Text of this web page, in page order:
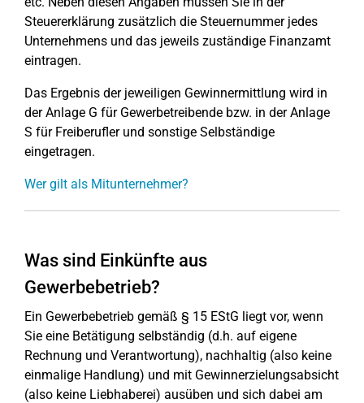
Steuererklärung zusätzlich die Steuernummer jedes
Unternehmens und das jeweils zuständige Finanzamt
eintragen.
Das Ergebnis der jeweiligen Gewinnermittlung wird in
der Anlage G für Gewerbetreibende bzw. in der Anlage
S für Freiberufler und sonstige Selbständige
eingetragen.
Wer gilt als Mitunternehmer?
Was sind Einkünfte aus
Gewerbebetrieb?
Ein Gewerbebetrieb gemäß § 15 EStG liegt vor, wenn
Sie eine Betätigung selbständig (d.h. auf eigene
Rechnung und Verantwortung), nachhaltig (also keine
einmalige Handlung) und mit Gewinnerzielungsabsicht
(also keine Liebhaberei) ausüben und sich dabei am